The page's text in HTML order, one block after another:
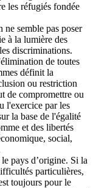
les réfugiés fondée
semble pas poser
à la lumière des
discriminations.
de toutes
définit la
ou restriction
de compromettre ou
l'exercice par les
la base de l'égalité
et des libertés
social,
pays d’origine. Si la
particulières,
toujours pour le